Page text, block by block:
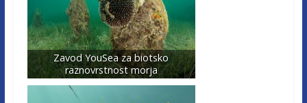
Zavod YouSea za biotsko
raznovrstnost morja